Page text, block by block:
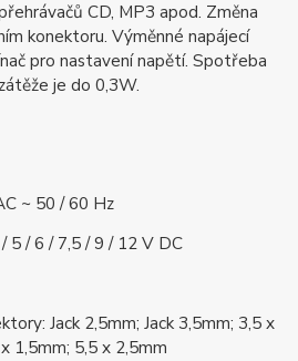
CD, MP3 apod. Změna
konektoru. Výměnné napájecí
pro nastavení napětí. Spotřeba
je do 0,3W.
~ 50 / 60 Hz
5 / 6 / 7,5 / 9 / 12 V DC
Jack 2,5mm; Jack 3,5mm; 3,5 x
1,5mm; 5,5 x 2,5mm